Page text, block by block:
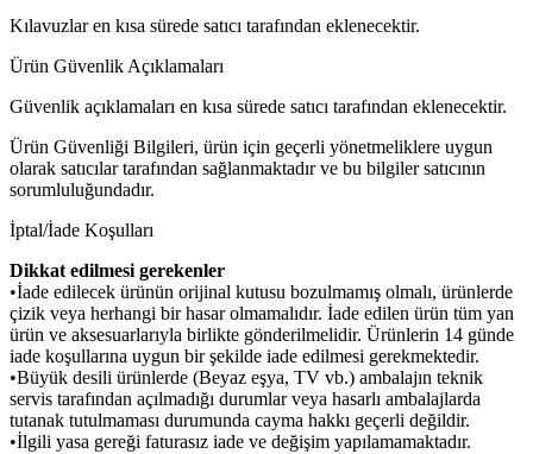
Kılavuzlar en kısa sürede satıcı tarafından eklenecektir.
Ürün Güvenlik Açıklamaları
Güvenlik açıklamaları en kısa sürede satıcı tarafından eklenecektir.
Ürün Güvenliği Bilgileri, ürün için geçerli yönetmeliklere uygun
olarak satıcılar tarafından sağlanmaktadır ve bu bilgiler satıcının
sorumluluğundadır.
İptal/İade Koşulları
Dikkat edilmesi gerekenler
•İade edilecek ürünün orijinal kutusu bozulmamış olmalı, ürünlerde
çizik veya herhangi bir hasar olmamalıdır. İade edilen ürün tüm yan
ürün ve aksesuarlarıyla birlikte gönderilmelidir. Ürünlerin 14 günde
iade koşullarına uygun bir şekilde iade edilmesi gerekmektedir.
•Büyük desili ürünlerde (Beyaz eşya, TV vb.) ambalajın teknik
servis tarafından açılmadığı durumlar veya hasarlı ambalajlarda
tutanak tutulmaması durumunda cayma hakkı geçerli değildir.
•İlgili yasa gereği faturasız iade ve değişim yapılamamaktadır.